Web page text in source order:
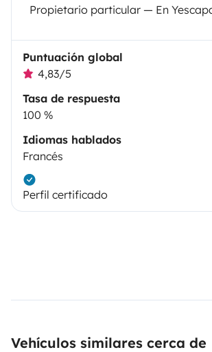
Propietario particular — En
Puntuación global
4,83/5
Tasa de respuesta
100 %
Idiomas hablados
Francés
Perfil certificado
Vehículos similares cerca de